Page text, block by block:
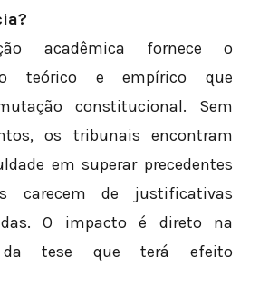
acadêmica fornece o
teórico e empírico que
constitucional. Sem
os tribunais encontram
em superar precedentes
carecem de justificativas
O impacto é direto na
da tese que terá efeito